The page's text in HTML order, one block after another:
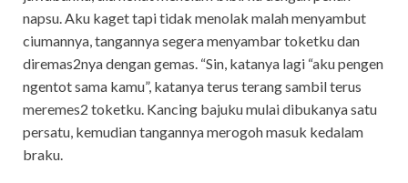
napsu. Aku kaget tapi tidak menolak malah menyambut
ciumannya, tangannya segera menyambar toketku dan
diremas2nya dengan gemas. “Sin, katanya lagi “aku pengen
ngentot sama kamu”, katanya terus terang sambil terus
meremes2 toketku. Kancing bajuku mulai dibukanya satu
persatu, kemudian tangannya merogoh masuk kedalam
braku.